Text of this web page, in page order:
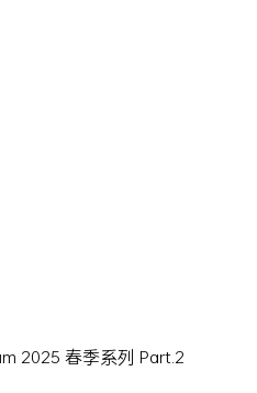
2025 春季系列 Part.2